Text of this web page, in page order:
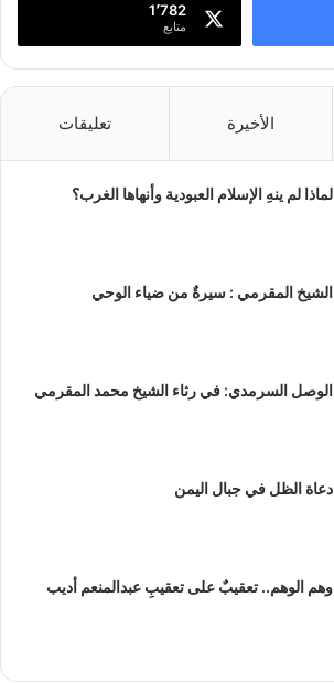
1٬782
متابع
الأخيرة تعليقات
لماذا لم ينهِ الإسلام العبودية وأنهاها الغرب؟
الشيخ المقرمي : سيرةٌ من ضياء الوحي
الوصل السرمدي: في رثاء الشيخ محمد المقرمي
دعاة الظل في جبال اليمن
وهم الوهم.. تعقيبٌ على تعقيبِ عبدالمنعم أديب